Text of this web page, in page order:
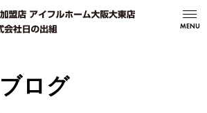
MENU
ログ